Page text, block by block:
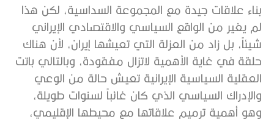
بناء علاقات جيدة مع المجموعة السداسية، لكن هذا
لم يغير من الواقع السياسي والاقتصادي الإيراني
شيئاً، بل زاد من العزلة التي تعيشها إيران، لأن هناك
حلقة في غاية الأهمية لاتزال مفقودة، وبالتالي باتت
العقلية السياسية الإيرانية تعيش حالة من الوعي
والإدراك السياسي الذي كان غائباً لسنوات طويلة،
وهو أهمية ترميم علاقاتها مع محيطها الإقليمي،